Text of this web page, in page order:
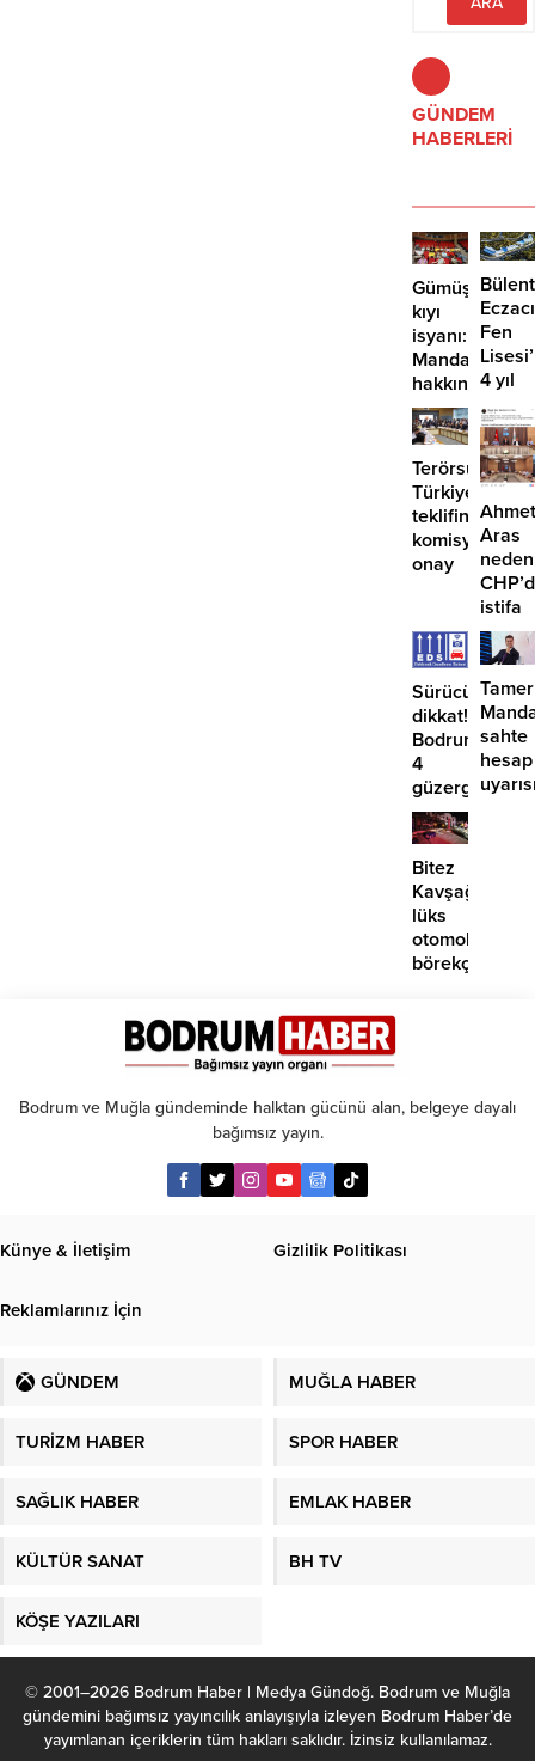
GÜNDEM
HABERLERİ
Gümüşlük’te
kıyı
isyanı:
Mandalinci
hakkında
suç
duyurusu
Bülent
Fen
4 yıl
geçti,
hâlâ
proje
Terörsüz
Türkiye
teklifine
komisyondan
onay
Ahmet
Aras
neden
istifa
Sürücüler
dikkat!
Bodrum’da
4
güzergahta
EDS
başlıyor
Tamer
sahte
hesap
Bitez
Kavşağı’nda
lüks
otomobil
börekçiye
Bodrum ve Muğla gündeminde halktan gücünü alan, belgeye dayalı
bağımsız yayın.
Künye & İletişim Gizlilik Politikası
Reklamlarınız İçin
GÜNDEM MUĞLA HABER
TURİZM HABER SPOR HABER
SAĞLIK HABER EMLAK HABER
KÜLTÜR SANAT BH TV
KÖŞE YAZILARI
© 2001–2026 Bodrum Haber | Medya Gündoğ. Bodrum ve Muğla
gündemini bağımsız yayıncılık anlayışıyla izleyen Bodrum Haber’de
yayımlanan içeriklerin tüm hakları saklıdır. İzinsiz kullanılamaz.